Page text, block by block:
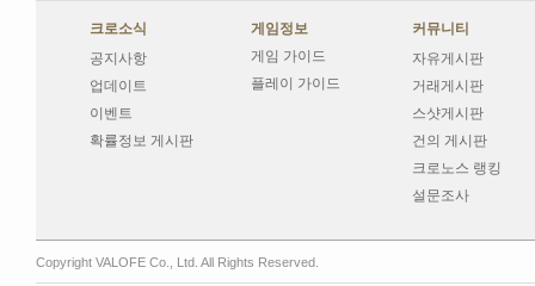
크로소식
공지사항
업데이트
이벤트
확률정보 게시판
게임정보
게임 가이드
플레이 가이드
커뮤니티
자유게시판
거래게시판
스샷게시판
건의 게시판
크로노스 랭킹
설문조사
Copyright VALOFE Co., Ltd. All Rights Reserved.